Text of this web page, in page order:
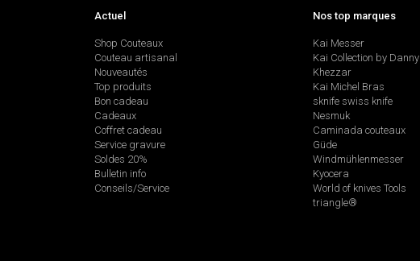
Actuel
Shop Couteaux
Couteau artisanal
Nouveautés
Top produits
Bon cadeau
Cadeaux
Coffret cadeau
Service gravure
Soldes 20%
Bulletin info
Conseils/Service
Nos top marques
Kai Messer
Kai Collection by Danny
Khezzar
Kai Michel Bras
sknife swiss knife
Nesmuk
Caminada couteaux
Güde
Windmühlenmesser
Kyocera
World of knives Tools
triangle®